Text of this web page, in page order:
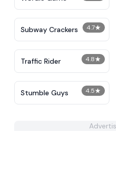
4.7★
Subway Crackers
4.8★
Traffic Rider
4.5★
Stumble Guys